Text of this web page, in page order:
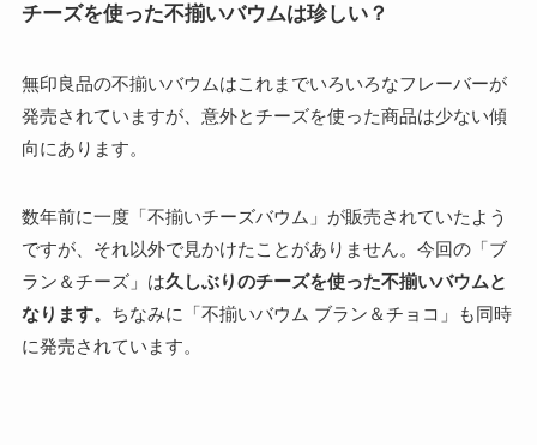
チーズを使った不揃いバウムは珍しい？
無印良品の不揃いバウムはこれまでいろいろなフレーバーが
発売されていますが、意外とチーズを使った商品は少ない傾
向にあります。
数年前に一度「不揃いチーズバウム」が販売されていたよう
ですが、それ以外で見かけたことがありません。今回の「ブ
ラン＆チーズ」は久しぶりのチーズを使った不揃いバウムと
なります。 ちなみに「不揃いバウム ブラン＆チョコ」も同時
に発売されています。